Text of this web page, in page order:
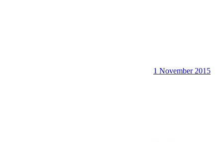
1 November 2015